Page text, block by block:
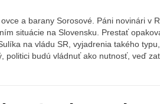
a barany Sorosové. Páni novinári v
situácie na Slovensku. Prestať
na vládu SR, vyjadrenia takého
politici budú vládnuť ako nutnosť, veď